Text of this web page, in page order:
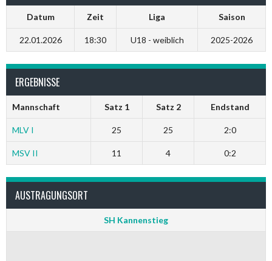
Datum Zeit Liga Saison
22.01.2026 18:30 U18 - weiblich 2025-2026
ERGEBNISSE
Mannschaft Satz 1 Satz 2 Endstand
MLV I 25 25 2:0
MSV II 11 4 0:2
AUSTRAGUNGSORT
SH Kannenstieg